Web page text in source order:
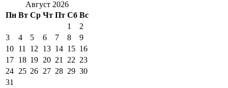
Август 2026
Пн Вт Ср Чт Пт Сб Вс
1
2
3
4 5 6 7 8
9
10 11 12 13 14 15 16
17 18 19 20 21 22 23
24 25 26 27 28 29 30
31